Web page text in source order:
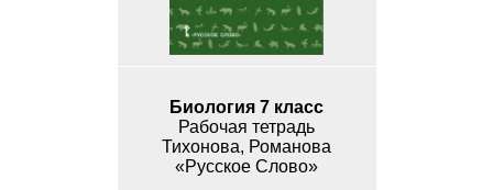
Биология 7 класс
Рабочая тетрадь
Тихонова, Романова
«Русское Слово»